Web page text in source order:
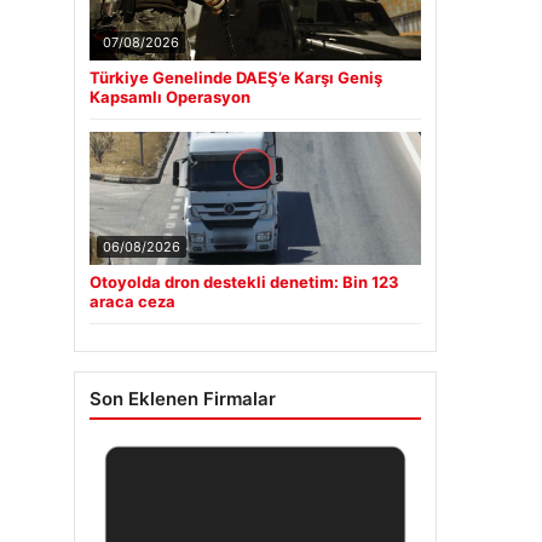
07/08/2026
Türkiye Genelinde DAEŞ’e Karşı Geniş
Kapsamlı Operasyon
06/08/2026
Otoyolda dron destekli denetim: Bin 123
araca ceza
Son Eklenen Firmalar